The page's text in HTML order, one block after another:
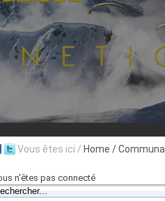
: T° Min : T° Max : °C
en direct l'actualité des stations
Vous êtes ici / Home /
n'êtes pas connecté